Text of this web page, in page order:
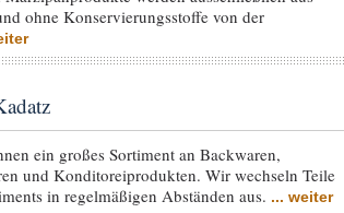
ohne Konservierungsstoffe von der
ein großes Sortiment an Backwaren,
und Konditoreiprodukten. Wir wechseln Teile
in regelmäßigen Abständen aus. ... weiter